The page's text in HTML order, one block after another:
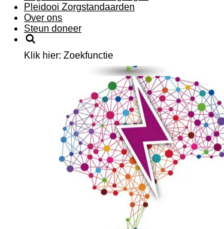
Pleidooi Zorgstandaarden
Over ons
Steun doneer
Klik hier: Zoekfunctie